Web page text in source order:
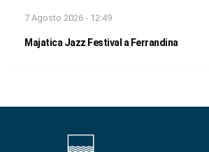
7 Agosto 2026 - 12:49
Majatica Jazz Festival a Ferrandina